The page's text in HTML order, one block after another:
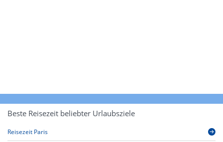
Beste Reisezeit beliebter Urlaubsziele
Reisezeit Paris